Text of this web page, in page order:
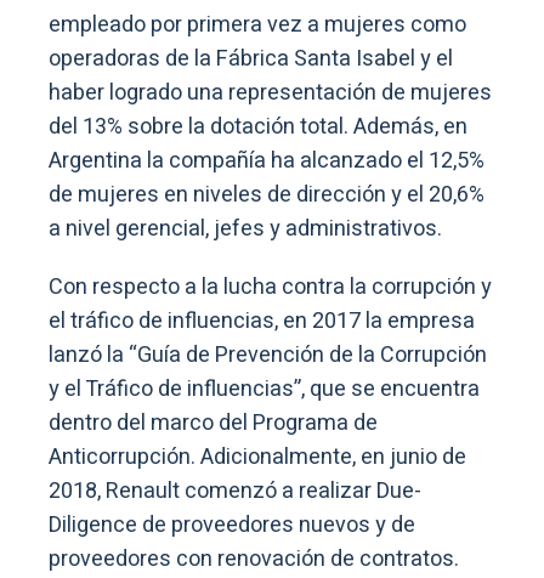
empleado por primera vez a mujeres como
operadoras de la Fábrica Santa Isabel y el
haber logrado una representación de mujeres
del 13% sobre la dotación total. Además, en
Argentina la compañía ha alcanzado el 12,5%
de mujeres en niveles de dirección y el 20,6%
a nivel gerencial, jefes y administrativos.
Con respecto a la lucha contra la corrupción y
el tráfico de influencias, en 2017 la empresa
lanzó la “Guía de Prevención de la Corrupción
y el Tráfico de influencias”, que se encuentra
dentro del marco del Programa de
Anticorrupción. Adicionalmente, en junio de
2018, Renault comenzó a realizar Due-
Diligence de proveedores nuevos y de
proveedores con renovación de contratos.